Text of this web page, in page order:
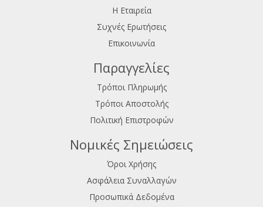
Η Εταιρεία
Συχνές Ερωτήσεις
Επικοινωνία
Παραγγελίες
Τρόποι Πληρωμής
Τρόποι Αποστολής
Πολιτική Επιστροφών
Νομικές Σημειώσεις
Όροι Χρήσης
Ασφάλεια Συναλλαγών
Προσωπικά Δεδομένα